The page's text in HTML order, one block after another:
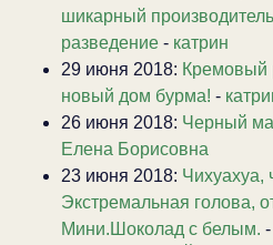
шикарный
разведение - катрин
29 июня 2018: Кремовый
новый дом бурма! -
26 июня 2018: Черный
Елена Борисовна
23 июня 2018: Чихуахуа,
Экстремальная голова,
Мини.Шоколад с белым. -